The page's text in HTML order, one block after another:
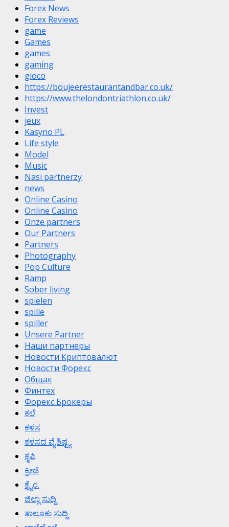
Forex News
Forex Reviews
game
Games
games
gaming
gioco
https://boujeerestaurantandbar.co.uk/
https://www.thelondontriathlon.co.uk/
Invest
jeux
Kasyno PL
Life style
Model
Music
Nasi partnerzy
news
Online Casino
Online Casino
Onze partners
Our Partners
Partners
Photography
Pop Culture
Ramp
Sober living
spielen
spille
spiller
Unsere Partner
Наши партнеры
Новости Криптовалют
Новости Форекс
Общак
Финтех
Форекс Брокеры
ಕಲೆ
ಕಳಸ
ಕಳಸದ ವೈಶಿಷ್ಟ್ಯ
ಕೃಷಿ
ಕ್ರೀಡೆ
ಕ್ರೈಂ.
ಜಿಲ್ಲಾ ಸುದ್ದಿ
ತಾಲೂಕು ಸುದ್ದಿ